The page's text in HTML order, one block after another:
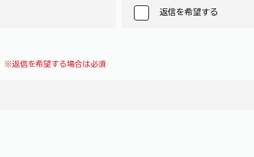
返信を希望する
※返信を希望する場合は必須